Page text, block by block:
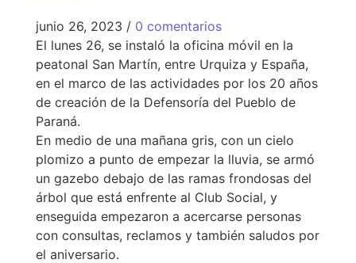
junio 26, 2023 / 0 comentarios
El lunes 26, se instaló la oficina móvil en la
peatonal San Martín, entre Urquiza y España,
en el marco de las actividades por los 20 años
de creación de la Defensoría del Pueblo de
Paraná.
En medio de una mañana gris, con un cielo
plomizo a punto de empezar la lluvia, se armó
un gazebo debajo de las ramas frondosas del
árbol que está enfrente al Club Social, y
enseguida empezaron a acercarse personas
con consultas, reclamos y también saludos por
el aniversario.